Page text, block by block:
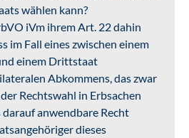
wählen kann?
iVm ihrem Art. 22 dahin
im Fall eines zwischen einem
einem Drittstaat
Abkommens, das zwar
Rechtswahl in Erbsachen
darauf anwendbare Recht
dieses